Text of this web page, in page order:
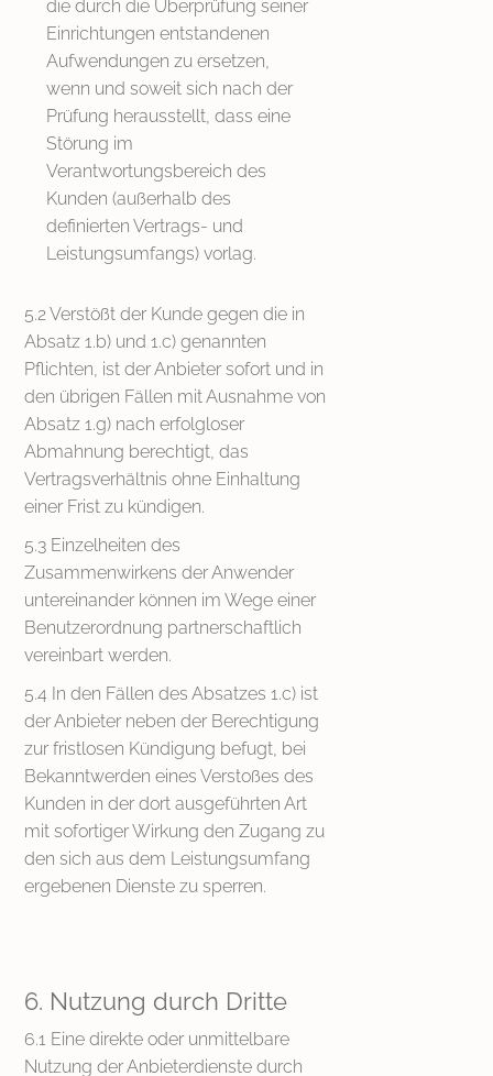
die durch die Überprüfung seiner
Einrichtungen entstandenen
Aufwendungen zu ersetzen,
wenn und soweit sich nach der
Prüfung herausstellt, dass eine
Störung im
Verantwortungsbereich des
Kunden (außerhalb des
definierten Vertrags- und
Leistungsumfangs) vorlag.
5.2 Verstößt der Kunde gegen die in
Absatz 1.b) und 1.c) genannten
Pflichten, ist der Anbieter sofort und in
den übrigen Fällen mit Ausnahme von
Absatz 1.g) nach erfolgloser
Abmahnung berechtigt, das
Vertragsverhältnis ohne Einhaltung
einer Frist zu kündigen.
5.3 Einzelheiten des
Zusammenwirkens der Anwender
untereinander können im Wege einer
Benutzerordnung partnerschaftlich
vereinbart werden.
5.4 In den Fällen des Absatzes 1.c) ist
der Anbieter neben der Berechtigung
zur fristlosen Kündigung befugt, bei
Bekanntwerden eines Verstoßes des
Kunden in der dort ausgeführten Art
mit sofortiger Wirkung den Zugang zu
den sich aus dem Leistungsumfang
ergebenen Dienste zu sperren.
6. Nutzung durch Dritte
6.1 Eine direkte oder unmittelbare
Nutzung der Anbieterdienste durch